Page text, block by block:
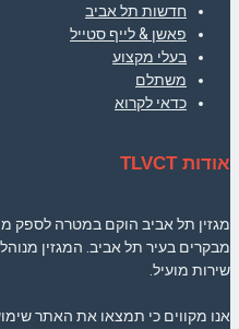
חדשות תל אביב
פאשן & לייף סטייל
בעלי מקצוע
משתלם
כדאי לקרוא
אודות TLVCT
מגזין תל אביב הוקם במטרה לספק
מבקרים בעיר תל אביב. המגזין
שירות מועיל.
אנו מקווים כי תמצאו את האתר